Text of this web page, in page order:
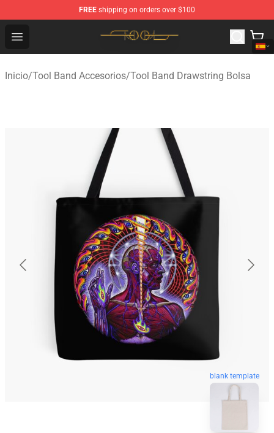
FREE shipping on orders over $100
Open menu
Tool Store - Official Tool Merchandise Shop
Inicio/Tool Band Accesorios/Tool Band Drawstring Bolsa
blank template